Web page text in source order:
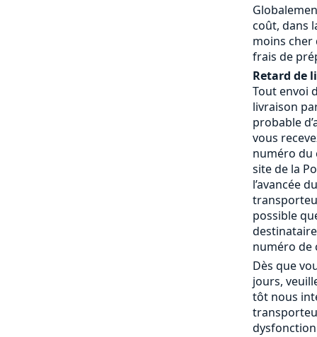
coût, dans
moins cher
frais de
Retard de
Tout envoi
livraison
probable
vous
numéro du
site de la
l’avancée
possible
numéro de
Dès que
jours,
tôt nous